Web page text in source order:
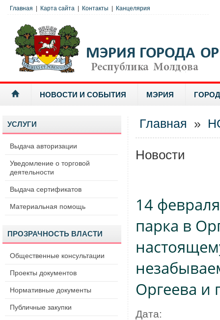
Главная Карта сайта Контакты Канцелярия
НОВОСТИ И СОБЫТИЯ МЭРИЯ
УСЛУГИ
Выдача авторизации
Уведомление о торговой
деятельности
Выдача сертификатов
Материальная помощь
ПРОЗРАЧНОСТЬ ВЛАСТИ
Общественные консультации
Проекты документов
Нормативные документы
Публичные закупки
Главная »
Новости
14
парка в
Оргеева и
Дата: